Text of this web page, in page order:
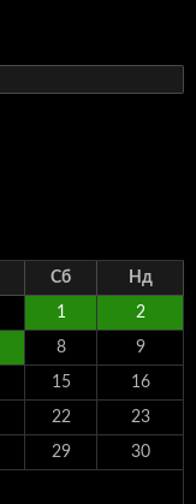
Сб Нд
1 2
8 9
15 16
22 23
29 30